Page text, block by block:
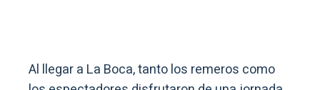
Al llegar a La Boca, tanto los remeros como